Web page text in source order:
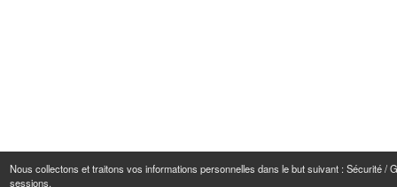
Nous collectons et traitons vos informations personnelles dans le but suivant :Sécurité /
sessions.